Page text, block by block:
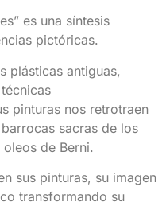
es una síntesis
pictóricas.
plásticas antiguas,
pinturas nos retrotraen
sacras de los
de Berni.
sus pinturas, su imagen
transformando su